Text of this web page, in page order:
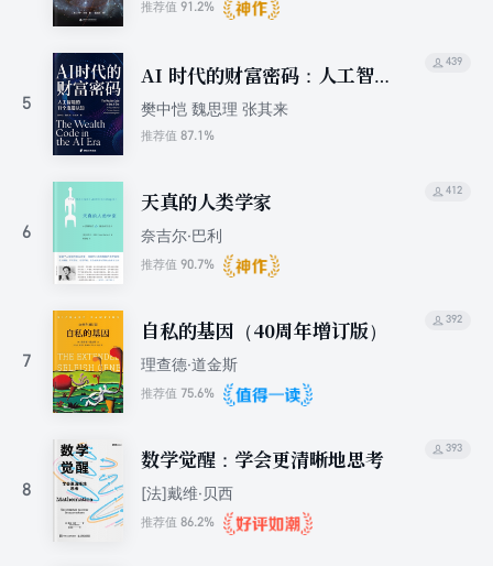
推荐值 91.2%
5
AI 时代的财富密码：人工智
能的11个底层认知
樊中恺 魏思理 张其来
推荐值 87.1%
439
6
天真的人类学家
奈吉尔·巴利
推荐值 90.7%
412
7
自私的基因（40周年增订版）
理查德·道金斯
推荐值 75.6%
392
8
数学觉醒：学会更清晰地思考
[法]戴维·贝西
推荐值 86.2%
393